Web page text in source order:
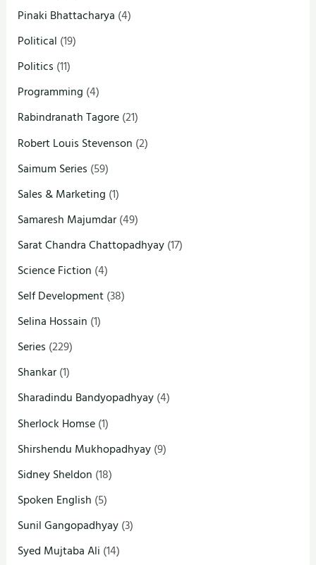
Pinaki Bhattacharya (4)
Political (19)
Politics (11)
Programming (4)
Rabindranath Tagore(21)
Robert Louis Stevenson (2)
Saimum Series (59)
Sales & Marketing (1)
Samaresh Majumdar(49)
Sarat Chandra Chattopadhyay(17)
Science Fiction (4)
Self Development(38)
Selina Hossain (1)
Series (229)
Shankar(1)
Sharadindu Bandyopadhyay(4)
Sherlock Homse(1)
Shirshendu Mukhopadhyay(9)
Sidney Sheldon (18)
Spoken English (5)
Sunil Gangopadhyay(3)
Syed Mujtaba Ali (14)